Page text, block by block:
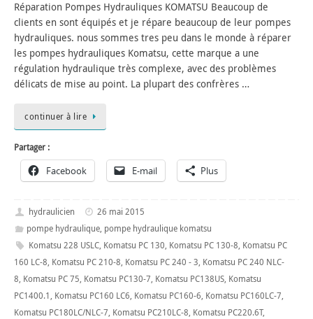
Réparation Pompes Hydrauliques KOMATSU Beaucoup de
clients en sont équipés et je répare beaucoup de leur pompes
hydrauliques. nous sommes tres peu dans le monde à réparer
les pompes hydrauliques Komatsu, cette marque a une
régulation hydraulique très complexe, avec des problèmes
délicats de mise au point. La plupart des confrères …
continuer à lire
Partager :
Facebook E-mail Plus
hydraulicien
26 mai 2015
pompe hydraulique, pompe hydraulique komatsu
Komatsu 228 USLC, Komatsu PC 130, Komatsu PC 130-8, Komatsu PC
160 LC-8, Komatsu PC 210-8, Komatsu PC 240 - 3, Komatsu PC 240 NLC-
8, Komatsu PC 75, Komatsu PC130-7, Komatsu PC138US, Komatsu
PC1400.1, Komatsu PC160 LC6, Komatsu PC160-6, Komatsu PC160LC-7,
Komatsu PC180LC/NLC-7, Komatsu PC210LC-8, Komatsu PC220.6T,